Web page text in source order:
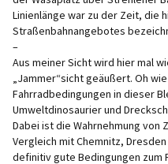
Linienlänge war zu der Zeit, die
Straßenbahnangebotes
–
Aus meiner Sicht wird hier mal
„Jammer“sicht geäußert. Oh
Fahrradbedingungen in dieser
Umweltdinosaurier und
Dabei ist die Wahrnehmung von
Vergleich mit Chemnitz,
definitiv gute Bedingungen zum